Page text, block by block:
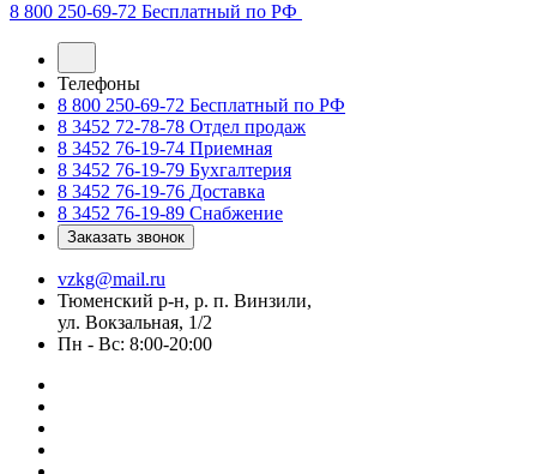
8 800 250-69-72 Бесплатный по РФ
Телефоны
8 800 250-69-72 Бесплатный по РФ
8 3452 72-78-78 Отдел продаж
8 3452 76-19-74 Приемная
8 3452 76-19-79 Бухгалтерия
8 3452 76-19-76 Доставка
8 3452 76-19-89 Снабжение
Заказать звонок
vzkg@mail.ru
Тюменский р-н, р. п. Винзили,
ул. Вокзальная, 1/2
Пн - Вс: 8:00-20:00